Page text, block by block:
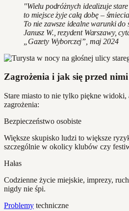
"Wielu podróżnych idealizuje
to miejsce żyje całą dobę –
To nie zawsze idealne warunki
Janusz W., rezydent Warszawy,
„Gazety Wyborczej”, maj 2024
Zagrożenia i jak się przed
Stare miasto to nie tylko piękne widoki,
zagrożenia:
Bezpieczeństwo osobiste
Większe skupisko ludzi to większe
szczególnie w okolicy klubów czy
Hałas
Codzienne życie miejskie, imprezy,
nigdy nie śpi.
Problemy techniczne